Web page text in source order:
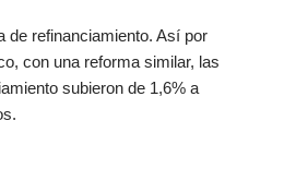
de refinanciamiento. Así por
con una reforma similar, las
subieron de 1,6% a